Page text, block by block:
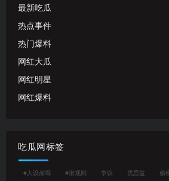
最新吃瓜
热点事件
热门爆料
网红大瓜
网红明星
网红爆料
吃瓜网标签
#人设崩塌 #潜规则 争议 优思益 偷